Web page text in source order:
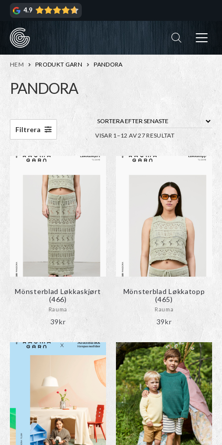
Hoppa
navigering
Hoppa
innehåll
4.9
HEM PRODUKT GARN PANDORA
PANDORA
VISAR 1–12 AV 27 RESULTATSORTERA
Filtrera
Mönsterblad Løkkaskjørt
(466)
Rauma
39kr
Mönsterblad Løkkatopp
(465)
Rauma
39kr